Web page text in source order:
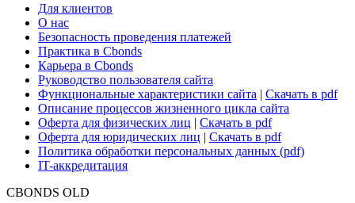
Для клиентов
О нас
Безопасность проведения платежей
Практика в Cbonds
Карьера в Cbonds
Руководство пользователя сайта
Функциональные характеристики сайта | Скачать в pdf
Описание процессов жизненного цикла сайта
Оферта для физических лиц | Скачать в pdf
Оферта для юридических лиц | Скачать в pdf
Политика обработки персональных данных (pdf)
IT-аккредитация
CBONDS OLD